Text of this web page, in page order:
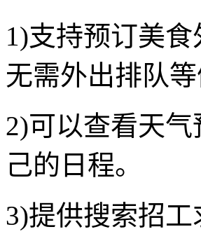
1)支持预订美
无需外出排队等
2)可以查看天
己的日程。
3)提供搜索招